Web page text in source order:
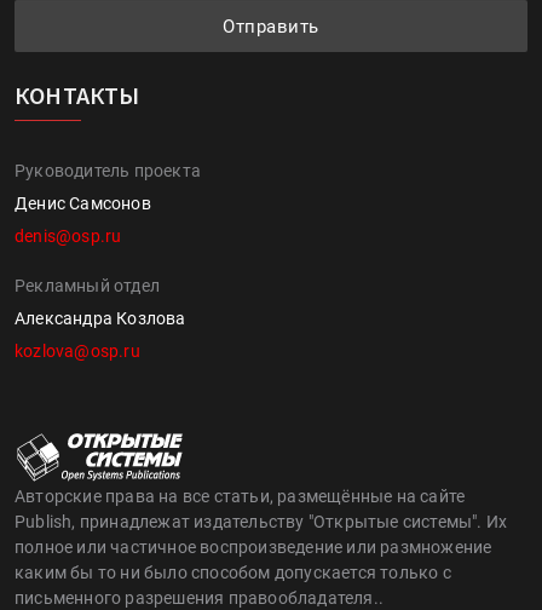
Отправить
КОНТАКТЫ
Руководитель проекта
Денис Самсонов
denis@osp.ru
Рекламный отдел
Александра Козлова
kozlova@osp.ru
Авторские права на все статьи, размещённые на сайте
Publish, принадлежат издательству "Открытые системы". Их
полное или частичное воспроизведение или размножение
каким бы то ни было способом допускается только с
письменного разрешения правообладателя..